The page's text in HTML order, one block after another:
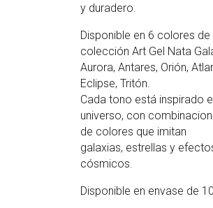
y duradero.
Disponible en 6 colores de
colección Art Gel Nata
Aurora, Antares, Orión,
Eclipse, Tritón.
Cada tono está inspirado
universo, con
de colores que imitan
galaxias, estrellas y
cósmicos.
Disponible en envase de